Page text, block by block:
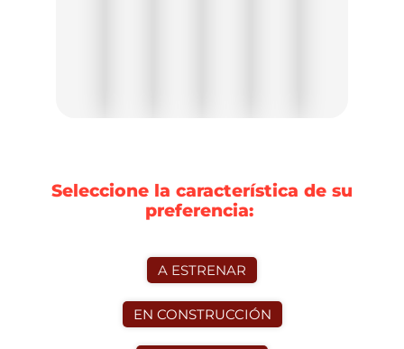
Seleccione la característica de su
preferencia:
A ESTRENAR
EN CONSTRUCCIÓN